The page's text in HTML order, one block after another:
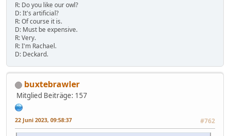
R: Do you like our owl?
D: It's artificial?
R: Of course it is.
D: Must be expensive.
R: Very.
R: I'm Rachael.
D: Deckard.
buxtebrawler
Mitglied Beiträge: 157
22 Juni 2023, 09:58:37 #762